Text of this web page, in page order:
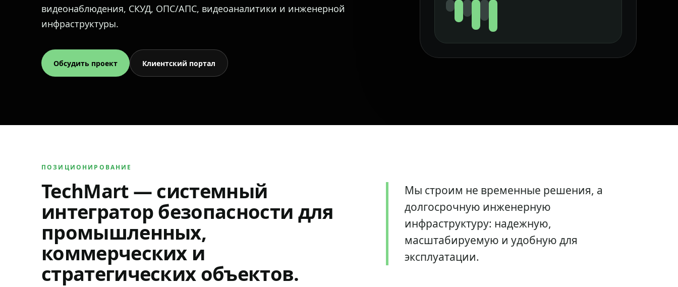
видеонаблюдения, СКУД, ОПС/АПС, видеоаналитики и инженерной
инфраструктуры.
Обсудить проект Клиентский портал
ПОЗИЦИОНИРОВАНИЕ
TechMart — системный
интегратор безопасности для
промышленных,
коммерческих и
стратегических объектов.
Мы строим не временные решения, а
долгосрочную инженерную
инфраструктуру: надежную,
масштабируемую и удобную для
эксплуатации.